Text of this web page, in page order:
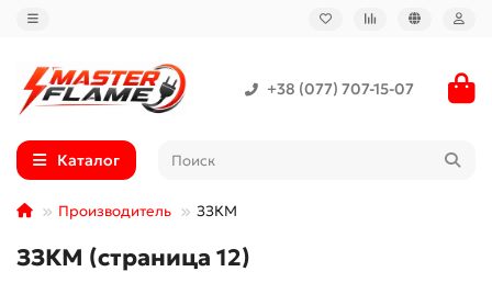
+38 (077) 707-15-07
Каталог
Производитель ЗЗКМ
ЗЗКМ (страница 12)